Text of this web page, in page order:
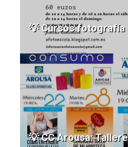
💡 Cursos fotografía
💡 CC Arousa: